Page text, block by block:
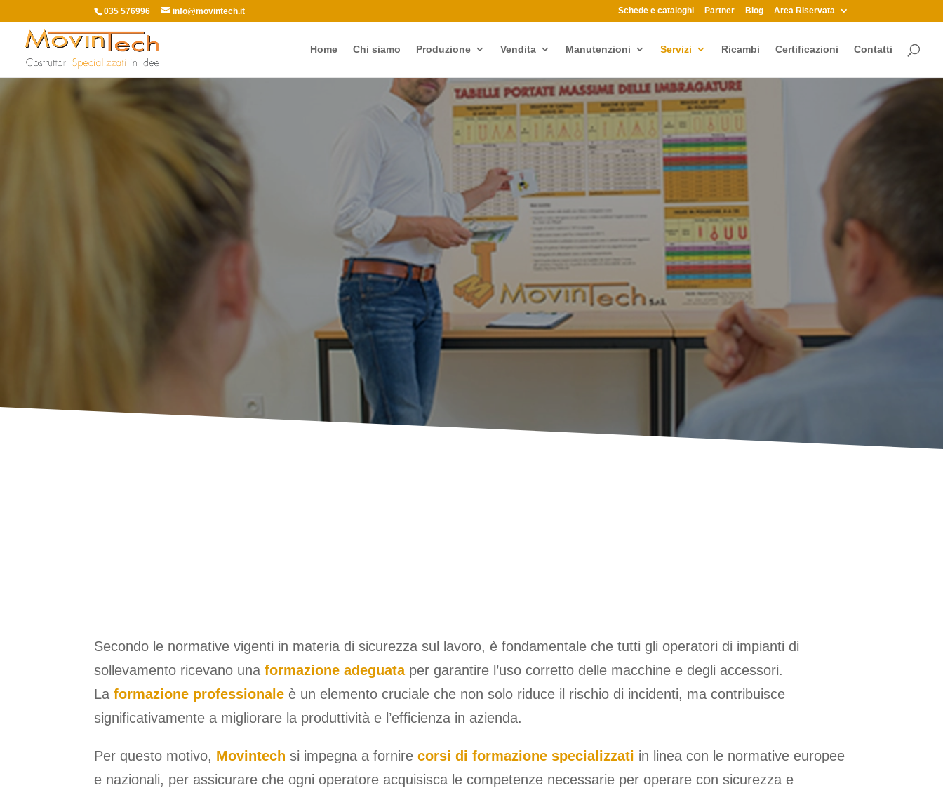
035 576996 info@movintech.it Schede e cataloghi Partner Blog Area Riservata
Home Chi siamo Produzione Vendita Manutenzioni Servizi Ricambi Certificazioni Contatti
Secondo le normative vigenti in materia di sicurezza sul lavoro, è fondamentale che tutti gli operatori di impianti di
sollevamento ricevano unaformazione adeguataper garantire l’uso corretto delle macchine e degli accessori.
Laformazione professionale è un elemento cruciale che non solo riduce il rischio di incidenti, ma contribuisce
significativamente a migliorare la produttività e l’efficienza in azienda.
Per questo motivo, Movintech si impegna a fornirecorsi di formazione specializzati in linea con le normative europee
e nazionali, per assicurare che ogni operatore acquisisca le competenze necessarie per operare con sicurezza e